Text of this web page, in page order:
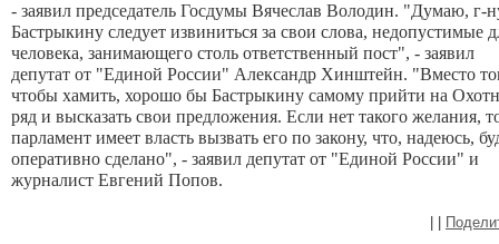
- заявил председатель Госдумы Вячеслав Володин. "Думаю, г-
Бастрыкину следует извиниться за свои слова, недопустимые
человека, занимающего столь ответственный пост", - заявил
депутат от "Единой России" Александр Хинштейн. "Вместо
чтобы хамить, хорошо бы Бастрыкину самому прийти на
ряд и высказать свои предложения. Если нет такого желания,
парламент имеет власть вызвать его по закону, что, надеюсь,
оперативно сделано", - заявил депутат от "Единой России" и
журналист Евгений Попов.